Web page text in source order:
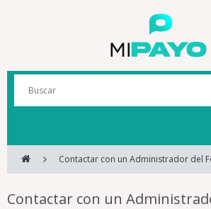
Contactar con un Administrador del
Contactar con un